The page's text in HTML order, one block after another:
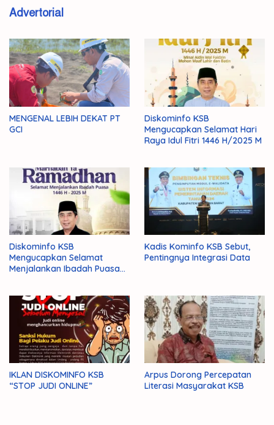
Advertorial
MENGENAL LEBIH DEKAT PT
GCI
Diskominfo KSB
Mengucapkan Selamat Hari
Raya Idul Fitri 1446 H/2025 M
Diskominfo KSB
Mengucapkan Selamat
Menjalankan Ibadah Puasa
Kadis Kominfo KSB Sebut,
Pentingnya Integrasi Data
IKLAN DISKOMINFO KSB
“STOP JUDI ONLINE”
Arpus Dorong Percepatan
Literasi Masyarakat KSB